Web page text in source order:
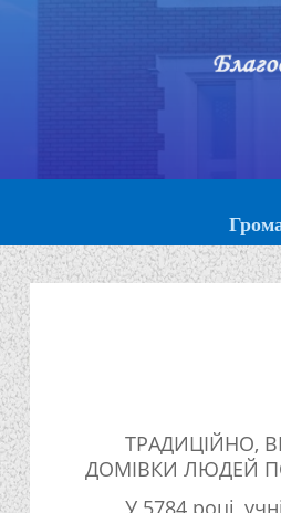
ТРАДИЦІЙНО,
ДОМІВКИ ЛЮДЕЙ
У 5784 році,